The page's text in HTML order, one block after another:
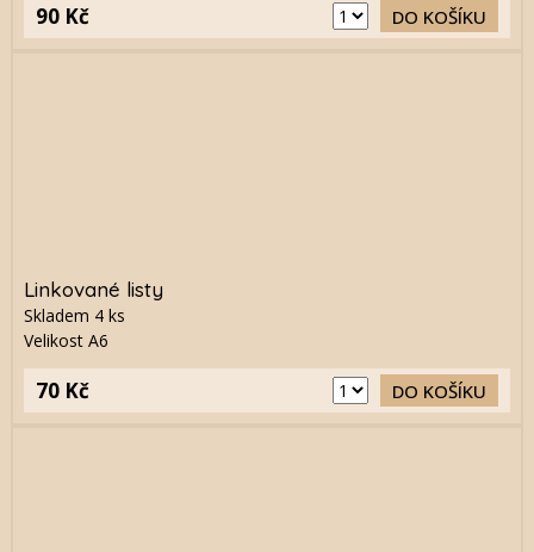
90 Kč DO KOŠÍKU
Linkované listy
Skladem 4ks
Velikost A6
70 Kč DO KOŠÍKU